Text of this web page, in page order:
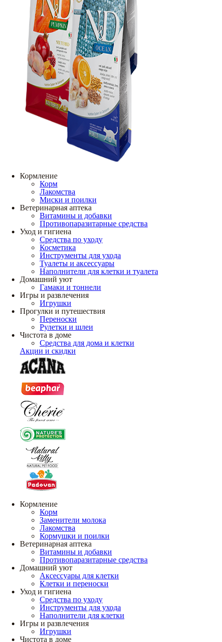
Кормление
Корм
Лакомства
Миски и поилки
Ветеринарная аптека
Витамины и добавки
Противопаразитарные средства
Уход и гигиена
Средства по уходу
Косметика
Инструменты для ухода
Туалеты и аксессуары
Наполнители для клетки и туалета
Домашний уют
Гамаки и тоннели
Игры и развлечения
Игрушки
Прогулки и путешествия
Переноски
Рулетки и шлеи
Чистота в доме
Средства для дома и клетки
Акции и скидки
Кормление
Корм
Заменители молока
Лакомства
Кормушки и поилки
Ветеринарная аптека
Витамины и добавки
Противопаразитарные средства
Домашний уют
Аксессуары для клетки
Клетки и переноски
Уход и гигиена
Средства по уходу
Инструменты для ухода
Наполнители для клетки
Игры и развлечения
Игрушки
Чистота в доме